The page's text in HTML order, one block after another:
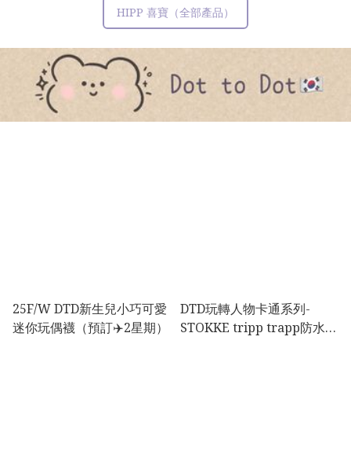
HIPP 喜寶（全部產品）
25F/W DTD新生兒小巧可愛
迷你玩偶襪（預訂✈️2星期）
DTD玩轉人物卡通系列-
STOKKE tripp trapp防水椅